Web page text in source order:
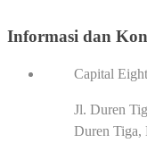
Informasi dan
Capital Eight
Jl. Duren
Duren Tiga,